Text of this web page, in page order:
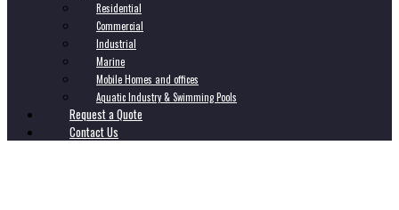
Residential
Commercial
Industrial
Marine
Mobile Homes and offices
Aquatic Industry & Swimming Pools
Request a Quote
Contact Us